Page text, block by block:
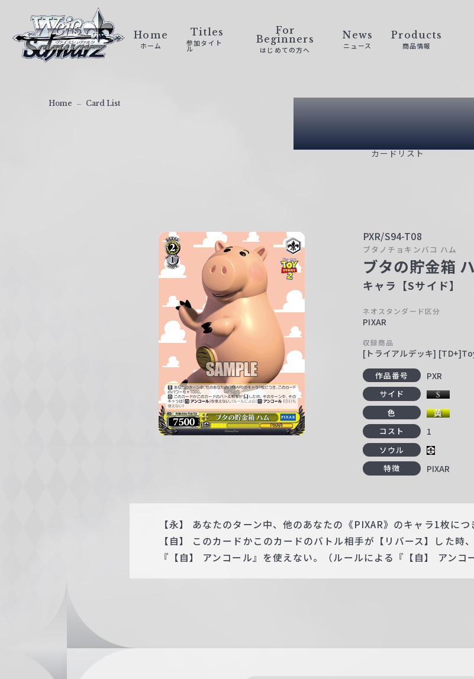
ァ
Home
ホーム
Titles
参加タイト
ル
For
Beginners
はじめての方へ
News
ニュース
Products
商品情報
Card
カードリスト
Home Card List
PXR/S94-T08
ブタノチョキンバコ ハム
ブタの貯金箱
キャラ【Sサイド】
ネオスタンダード区分
PIXAR
収録商品
[トライアルデッキ]
作品番号 PXR
サイド
色
コスト 1
ソウル
特徴
PIXAR
【永】 あなたのターン中、他のあなたの《PIXAR》のキャラ1枚に
【自】 このカードかこのカードのバトル相手が【リバース】した時
『【自】 アンコール』を使えない。（ルールによる『【自】 アンコ